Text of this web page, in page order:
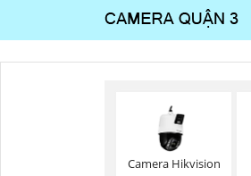
Camera Hikvision